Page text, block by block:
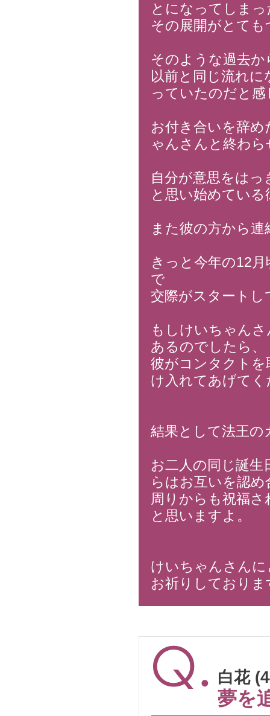
とになってしま
その展開がとて
そのような過去か
以前と同じ流れ
っていたのだと
お付き合いを辞
ゃんさんと終わ
自分が意思をは
と思い始めてい
また彼の方から
きっと今年の12
で
交際がスタート
もしけいちゃん
あるのでしたら、
彼がコンタクト
け入れてあげて
結果として法王の
お二人の同じ誕
らはお互いを認め
周りからも祝福
と思いますよ。
けいちゃんさん
お祈りしておりま
白花
夢を